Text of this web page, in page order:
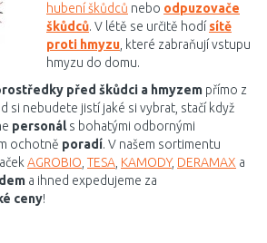
hubení škůdců nebo odpuzovače
škůdců. V létě se určitě hodí sítě
proti hmyzu , které zabraňují vstupu
hmyzu do domu.
před škůdci a hmyzem přímo z
si nebudete jistí jaké si vybrat, stačí když
personáls bohatými odbornými
ochotně poradí. V našem sortimentu
AGROBIO TESA KAMODY, DERAMAX a
a ihned expedujeme za
ceny!